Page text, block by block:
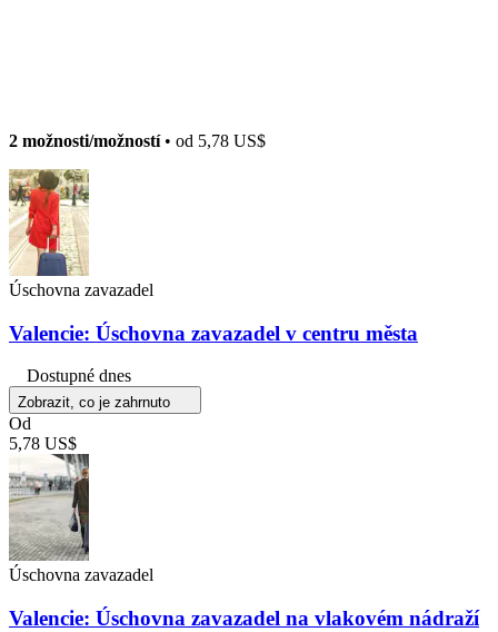
2 možnosti/možností• od 5,78 US$
Úschovna zavazadel
Valencie: Úschovna zavazadel v centru města
Dostupné dnes
Zobrazit, co je zahrnuto
Od
5,78 US$
Úschovna zavazadel
Valencie: Úschovna zavazadel na vlakovém nádraží